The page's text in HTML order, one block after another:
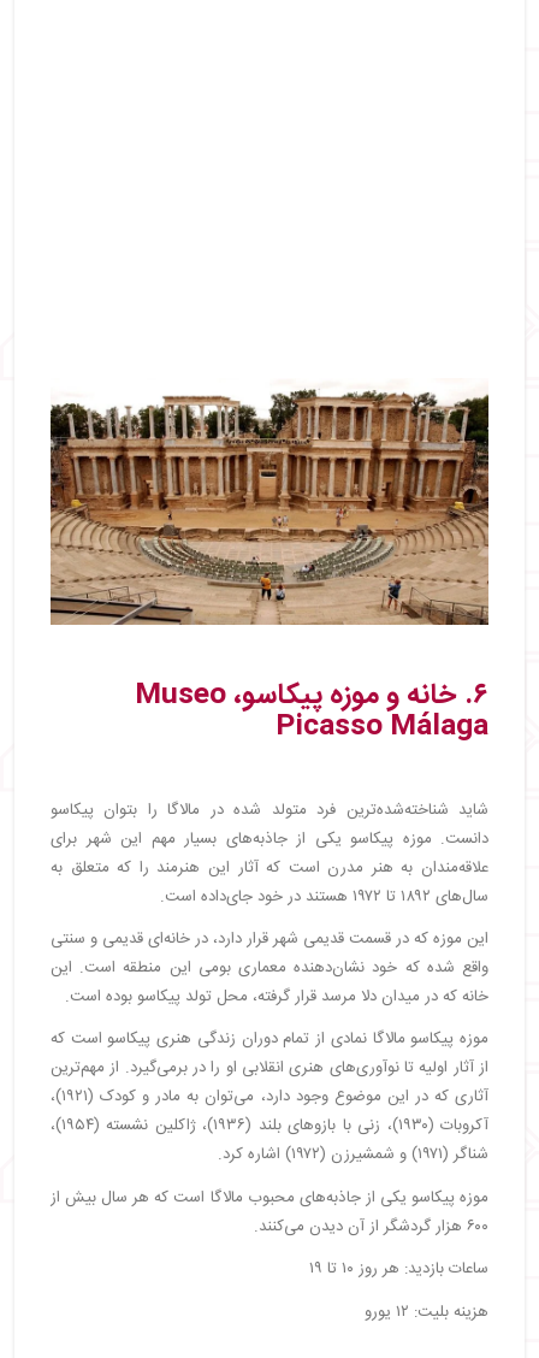
۶. خانه و موزه پیکاسو، Museo
Picasso Málaga
شاید شناخته‌شده‌ترین فرد متولد شده در مالاگا را بتوان پیکاسو
دانست. موزه پیکاسو یکی از جاذبه‌های بسیار مهم این شهر برای
علاقه‌مندان به هنر مدرن است که آثار این هنرمند را که متعلق به
سال‌های ۱۸۹۲ تا ۱۹۷۲ هستند در خود جای‌داده است.
این موزه که در قسمت قدیمی شهر قرار دارد، در خانه‌ای قدیمی و سنتی
واقع شده که خود نشان‌دهنده معماری بومی این منطقه است. این
خانه که در میدان دلا مرسد قرار گرفته، محل تولد پیکاسو بوده است.
موزه پیکاسو مالاگا نمادی از تمام دوران زندگی هنری پیکاسو است که
از آثار اولیه تا نوآوری‌های هنری انقلابی او را در برمی‌گیرد. از مهم‌ترین
آثاری که در این موضوع وجود دارد، می‌توان به مادر و کودک (۱۹۲۱)،
آکروبات (۱۹۳۰)، زنی با بازوهای بلند (۱۹۳۶)، ژاکلین نشسته (۱۹۵۴)،
شناگر (۱۹۷۱) و شمشیرزن (۱۹۷۲) اشاره کرد.
موزه پیکاسو یکی از جاذبه‌های محبوب مالاگا است که هر سال بیش از
۶۰۰ هزار گردشگر از آن دیدن می‌کنند.
ساعات بازدید: هر روز ۱۰ تا ۱۹
هزینه بلیت: ۱۲ یورو